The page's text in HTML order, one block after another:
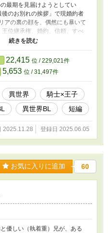
最期を見届けようとしてい
後のお別れの挨拶」で現婚約者
アの裏の顔を、偶然にも暴いて
位継承権、婚約、信頼、すべ
もとに残ったのは、幼馴染で
、その護衛騎士のちょっとズ
別で投稿している作品、 『物
まぁされる王子」に転生した
す。 設定と後半の展開が少し
※後日譚を追加しました。 後
視点→メルド視点 後日譚② 王
後日譚③ メルド視点
22,415 位 / 229,021件
5,653 位 / 31,497件
異世界
騎士×王子
異世界BL 短編
2025.11.28 登録日 2025.06.05
お気に入りに追加 60
優しい（執着重）兄が、ある